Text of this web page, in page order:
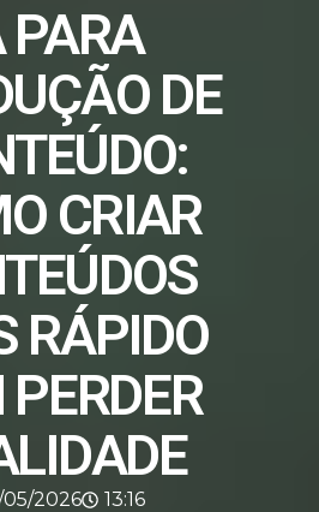
PARA
DE
CRIAR
RÁPIDO
05/2026
13:16